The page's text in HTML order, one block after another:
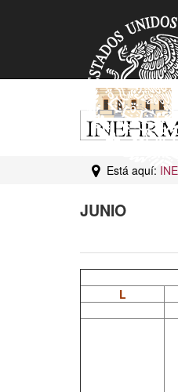
Está aquí:
JUNIO
L